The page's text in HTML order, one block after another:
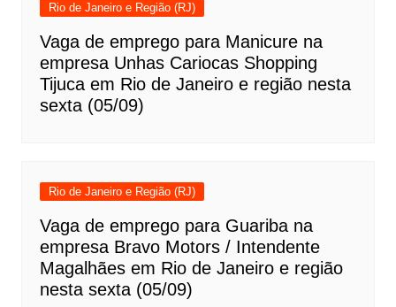
Rio de Janeiro e Região (RJ)
Vaga de emprego para Manicure na
empresa Unhas Cariocas Shopping
Tijuca em Rio de Janeiro e região nesta
sexta (05/09)
Rio de Janeiro e Região (RJ)
Vaga de emprego para Guariba na
empresa Bravo Motors / Intendente
Magalhães em Rio de Janeiro e região
nesta sexta (05/09)